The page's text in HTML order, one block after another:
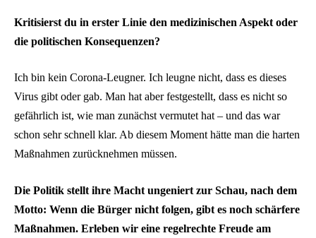
Kritisierst du in erster Linie den medizinischen Aspekt oder
die politischen Konsequenzen?
Ich bin kein Corona-Leugner. Ich leugne nicht, dass es dieses
Virus gibt oder gab. Man hat aber festgestellt, dass es nicht so
gefährlich ist, wie man zunächst vermutet hat – und das war
schon sehr schnell klar. Ab diesem Moment hätte man die harten
Maßnahmen zurücknehmen müssen.
Die Politik stellt ihre Macht ungeniert zur Schau, nach dem
Motto: Wenn die Bürger nicht folgen, gibt es noch schärfere
Maßnahmen. Erleben wir eine regelrechte Freude am